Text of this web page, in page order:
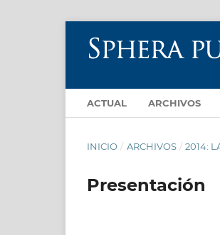
ACTUAL ARCHIVOS
INICIO / ARCHIVOS / 2014:
Presentación